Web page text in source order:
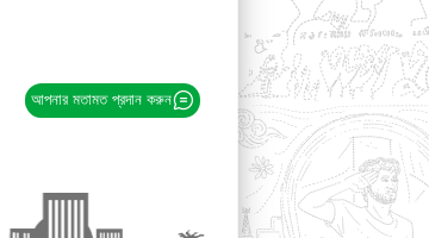
আপনার মতামত প্রদান করুন